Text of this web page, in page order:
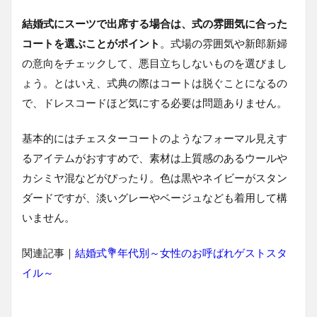
結婚式にスーツで出席する場合は、式の雰囲気に合った
コートを選ぶことがポイント 。式場の雰囲気や新郎新婦
の意向をチェックして、悪目立ちしないものを選びまし
ょう。とはいえ、式典の際はコートは脱ぐことになるの
で、ドレスコードほど気にする必要は問題ありません。
基本的にはチェスターコートのようなフォーマル見えす
るアイテムがおすすめで、素材は上質感のあるウールや
カシミヤ混などがぴったり。色は黒やネイビーがスタン
ダードですが、淡いグレーやベージュなども着用して構
いません。
関連記事｜ 結婚式💐年代別～女性のお呼ばれゲストスタ
イル～